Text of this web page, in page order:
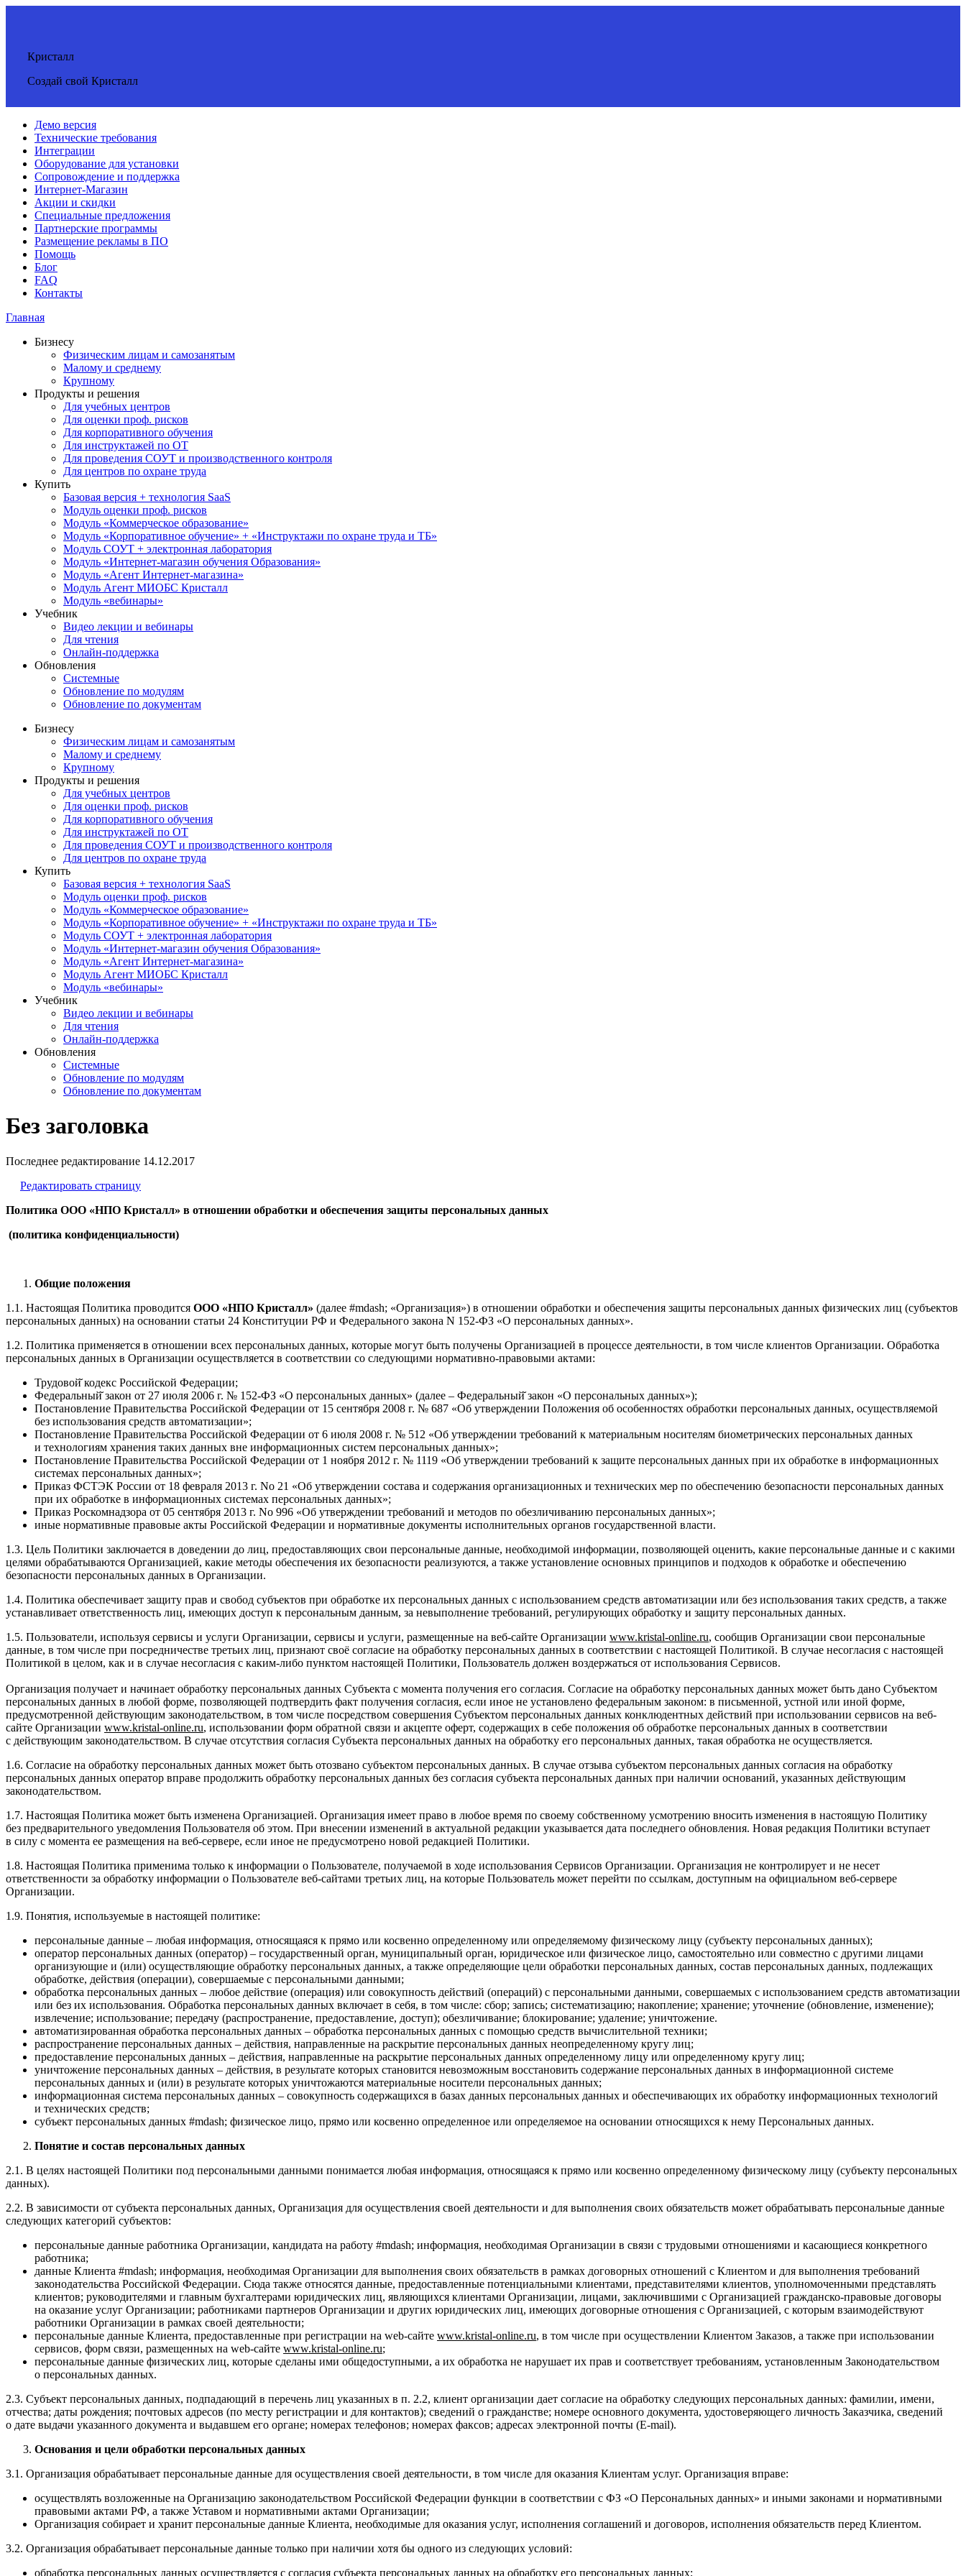
Кристалл
Создай свой Кристалл
Демо версия
Технические требования
Интеграции
Оборудование для установки
Сопровождение и поддержка
Интернет-Магазин
Акции и скидки
Специальные предложения
Партнерские программы
Размещение рекламы в ПО
Помощь
Блог
FAQ
Контакты
Главная
Бизнесу
Физическим лицам и самозанятым
Малому и среднему
Крупному
Продукты и решения
Для учебных центров
Для оценки проф. рисков
Для корпоративного обучения
Для инструктажей по ОТ
Для проведения СОУТ и производственного контроля
Для центров по охране труда
Купить
Базовая версия + технология SaaS
Модуль оценки проф. рисков
Модуль «Коммерческое образование»
Модуль «Корпоративное обучение» + «Инструктажи по охране труда и ТБ»
Модуль СОУТ + электронная лаборатория
Модуль «Интернет-магазин обучения Образования»
Модуль «Агент Интернет-магазина»
Модуль Агент МИОБС Кристалл
Модуль «вебинары»
Учебник
Видео лекции и вебинары
Для чтения
Онлайн-поддержка
Обновления
Системные
Обновление по модулям
Обновление по документам
Бизнесу
Физическим лицам и самозанятым
Малому и среднему
Крупному
Продукты и решения
Для учебных центров
Для оценки проф. рисков
Для корпоративного обучения
Для инструктажей по ОТ
Для проведения СОУТ и производственного контроля
Для центров по охране труда
Купить
Базовая версия + технология SaaS
Модуль оценки проф. рисков
Модуль «Коммерческое образование»
Модуль «Корпоративное обучение» + «Инструктажи по охране труда и ТБ»
Модуль СОУТ + электронная лаборатория
Модуль «Интернет-магазин обучения Образования»
Модуль «Агент Интернет-магазина»
Модуль Агент МИОБС Кристалл
Модуль «вебинары»
Учебник
Видео лекции и вебинары
Для чтения
Онлайн-поддержка
Обновления
Системные
Обновление по модулям
Обновление по документам
Без заголовка
Последнее редактирование 14.12.2017
Редактировать страницу
Политика ООО «НПО Кристалл» в отношении обработки и обеспечения защиты персональных данных
(политика конфиденциальности)
Общие положения
1.1. Настоящая Политика проводится ООО «НПО Кристалл» (далее #mdash; «Организация») в отношении обработки и обеспечения защиты персональных данных физических лиц (субъектов
персональных данных) на основании статьи 24 Конституции РФ и Федерального закона N 152-ФЗ «О персональных данных».
1.2. Политика применяется в отношении всех персональных данных, которые могут быть получены Организацией в процессе деятельности, в том числе клиентов Организации. Обработка
персональных данных в Организации осуществляется в соответствии со следующими нормативно-правовыми актами:
Трудовой̆ кодекс Российской Федерации;
Федеральный̆ закон от 27 июля 2006 г. № 152-ФЗ «О персональных данных» (далее – Федеральный̆ закон «О персональных данных»);
Постановление Правительства Российской Федерации от 15 сентября 2008 г. № 687 «Об утверждении Положения об особенностях обработки персональных данных, осуществляемой
без использования средств автоматизации»;
Постановление Правительства Российской Федерации от 6 июля 2008 г. № 512 «Об утверждении требований к материальным носителям биометрических персональных данных
и технологиям хранения таких данных вне информационных систем персональных данных»;
Постановление Правительства Российской Федерации от 1 ноября 2012 г. № 1119 «Об утверждении требований к защите персональных данных при их обработке в информационных
системах персональных данных»;
Приказ ФСТЭК России от 18 февраля 2013 г. No 21 «Об утверждении состава и содержания организационных и технических мер по обеспечению безопасности персональных данных
при их обработке в информационных системах персональных данных»;
Приказ Роскомнадзора от 05 сентября 2013 г. No 996 «Об утверждении требований и методов по обезличиванию персональных данных»;
иные нормативные правовые акты Российской Федерации и нормативные документы исполнительных органов государственной власти.
1.3. Цель Политики заключается в доведении до лиц, предоставляющих свои персональные данные, необходимой информации, позволяющей оценить, какие персональные данные и с какими
целями обрабатываются Организацией, какие методы обеспечения их безопасности реализуются, а также установление основных принципов и подходов к обработке и обеспечению
безопасности персональных данных в Организации.
1.4. Политика обеспечивает защиту прав и свобод субъектов при обработке их персональных данных с использованием средств автоматизации или без использования таких средств, а также
устанавливает ответственность лиц, имеющих доступ к персональным данным, за невыполнение требований, регулирующих обработку и защиту персональных данных.
1.5. Пользователи, используя сервисы и услуги Организации, сервисы и услуги, размещенные на веб-сайте Организации www.kristal-online.ru, сообщив Организации свои персональные
данные, в том числе при посредничестве третьих лиц, признают своё согласие на обработку персональных данных в соответствии с настоящей Политикой. В случае несогласия с настоящей
Политикой в целом, как и в случае несогласия с каким-либо пунктом настоящей Политики, Пользователь должен воздержаться от использования Сервисов.
Организация получает и начинает обработку персональных данных Субъекта с момента получения его согласия. Согласие на обработку персональных данных может быть дано Субъектом
персональных данных в любой форме, позволяющей подтвердить факт получения согласия, если иное не установлено федеральным законом: в письменной, устной или иной форме,
предусмотренной действующим законодательством, в том числе посредством совершения Субъектом персональных данных конклюдентных действий при использовании сервисов на веб-
сайте Организации www.kristal-online.ru, использовании форм обратной связи и акцепте оферт, содержащих в себе положения об обработке персональных данных в соответствии
с действующим законодательством. В случае отсутствия согласия Субъекта персональных данных на обработку его персональных данных, такая обработка не осуществляется.
1.6. Согласие на обработку персональных данных может быть отозвано субъектом персональных данных. В случае отзыва субъектом персональных данных согласия на обработку
персональных данных оператор вправе продолжить обработку персональных данных без согласия субъекта персональных данных при наличии оснований, указанных действующим
законодательством.
1.7. Настоящая Политика может быть изменена Организацией. Организация имеет право в любое время по своему собственному усмотрению вносить изменения в настоящую Политику
без предварительного уведомления Пользователя об этом. При внесении изменений в актуальной редакции указывается дата последнего обновления. Новая редакция Политики вступает
в силу с момента ее размещения на веб-сервере, если иное не предусмотрено новой редакцией Политики.
1.8. Настоящая Политика применима только к информации о Пользователе, получаемой в ходе использования Сервисов Организации. Организация не контролирует и не несет
ответственности за обработку информации о Пользователе веб-сайтами третьих лиц, на которые Пользователь может перейти по ссылкам, доступным на официальном веб-сервере
Организации.
1.9. Понятия, используемые в настоящей политике:
персональные данные – любая информация, относящаяся к прямо или косвенно определенному или определяемому физическому лицу (субъекту персональных данных);
оператор персональных данных (оператор) – государственный орган, муниципальный орган, юридическое или физическое лицо, самостоятельно или совместно с другими лицами
организующие и (или) осуществляющие обработку персональных данных, а также определяющие цели обработки персональных данных, состав персональных данных, подлежащих
обработке, действия (операции), совершаемые с персональными данными;
обработка персональных данных – любое действие (операция) или совокупность действий (операций) с персональными данными, совершаемых с использованием средств автоматизации
или без их использования. Обработка персональных данных включает в себя, в том числе: сбор; запись; систематизацию; накопление; хранение; уточнение (обновление, изменение);
извлечение; использование; передачу (распространение, предоставление, доступ); обезличивание; блокирование; удаление; уничтожение.
автоматизированная обработка персональных данных – обработка персональных данных с помощью средств вычислительной техники;
распространение персональных данных – действия, направленные на раскрытие персональных данных неопределенному кругу лиц;
предоставление персональных данных – действия, направленные на раскрытие персональных данных определенному лицу или определенному кругу лиц;
уничтожение персональных данных – действия, в результате которых становится невозможным восстановить содержание персональных данных в информационной системе
персональных данных и (или) в результате которых уничтожаются материальные носители персональных данных;
информационная система персональных данных – совокупность содержащихся в базах данных персональных данных и обеспечивающих их обработку информационных технологий
и технических средств;
субъект персональных данных #mdash; физическое лицо, прямо или косвенно определенное или определяемое на основании относящихся к нему Персональных данных.
Понятие и состав персональных данных
2.1. В целях настоящей Политики под персональными данными понимается любая информация, относящаяся к прямо или косвенно определенному физическому лицу (субъекту персональных
данных).
2.2. В зависимости от субъекта персональных данных, Организация для осуществления своей деятельности и для выполнения своих обязательств может обрабатывать персональные данные
следующих категорий субъектов:
персональные данные работника Организации, кандидата на работу #mdash; информация, необходимая Организации в связи с трудовыми отношениями и касающиеся конкретного
работника;
данные Клиента #mdash; информация, необходимая Организации для выполнения своих обязательств в рамках договорных отношений с Клиентом и для выполнения требований
законодательства Российской Федерации. Сюда также относятся данные, предоставленные потенциальными клиентами, представителями клиентов, уполномоченными представлять
клиентов; руководителями и главным бухгалтерами юридических лиц, являющихся клиентами Организации, лицами, заключившими с Организацией гражданско-правовые договоры
на оказание услуг Организации; работниками партнеров Организации и других юридических лиц, имеющих договорные отношения с Организацией, с которым взаимодействуют
работники Организации в рамках своей деятельности;
персональные данные Клиента, предоставленные при регистрации на web-сайте www.kristal-online.ru, в том числе при осуществлении Клиентом Заказов, а также при использовании
сервисов, форм связи, размещенных на web-сайте www.kristal-online.ru;
персональные данные физических лиц, которые сделаны ими общедоступными, а их обработка не нарушает их прав и соответствует требованиям, установленным Законодательством
о персональных данных.
2.3. Субъект персональных данных, подпадающий в перечень лиц указанных в п. 2.2, клиент организации дает согласие на обработку следующих персональных данных: фамилии, имени,
отчества; даты рождения; почтовых адресов (по месту регистрации и для контактов); сведений о гражданстве; номере основного документа, удостоверяющего личность Заказчика, сведений
о дате выдачи указанного документа и выдавшем его органе; номерах телефонов; номерах факсов; адресах электронной почты (E-mail).
Основания и цели обработки персональных данных
3.1. Организация обрабатывает персональные данные для осуществления своей деятельности, в том числе для оказания Клиентам услуг. Организация вправе:
осуществлять возложенные на Организацию законодательством Российской Федерации функции в соответствии с ФЗ «О Персональных данных» и иными законами и нормативными
правовыми актами РФ, а также Уставом и нормативными актами Организации;
Организация собирает и хранит персональные данные Клиента, необходимые для оказания услуг, исполнения соглашений и договоров, исполнения обязательств перед Клиентом.
3.2. Организация обрабатывает персональные данные только при наличии хотя бы одного из следующих условий:
обработка персональных данных осуществляется с согласия субъекта персональных данных на обработку его персональных данных;